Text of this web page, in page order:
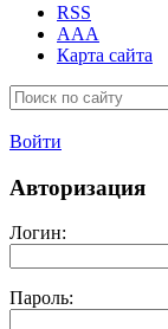
RSS
AAA
Карта сайта
Войти
Авторизация
Логин:
Пароль: